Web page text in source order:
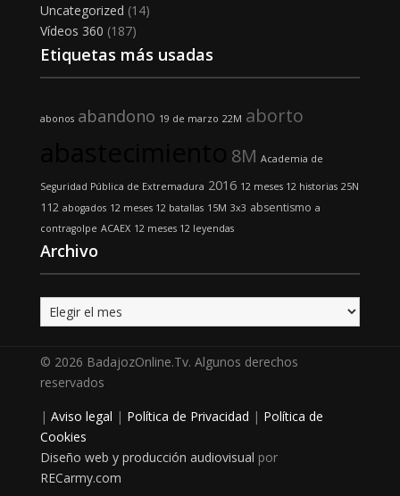
Uncategorized (14)
Vídeos 360 (187)
Etiquetas más usadas
abonos abandono 19 de marzo 22M aborto
8M Academia de
Seguridad Pública de Extremadura 2016 12 meses 12 historias 25N
112 abogados 12 meses 12 batallas 15M 3x3 absentismo a
contragolpe ACAEX 12 meses 12 leyendas
Archivo
Archivo
© 2026 BadajozOnline.Tv. Algunos derechos
reservados
| Aviso legal | Política de Privacidad | Política de
Cookies
Diseño web y producción audiovisual por
RECarmy.com